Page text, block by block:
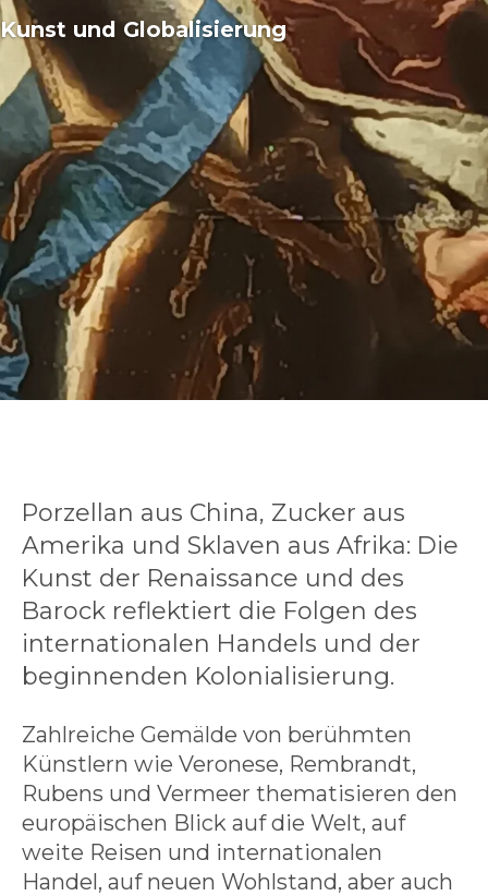
Kunst und Globalisierung
Porzellan aus China, Zucker aus
Amerika und Sklaven aus Afrika: Die
Kunst der Renaissance und des
Barock reflektiert die Folgen des
internationalen Handels und der
beginnenden Kolonialisierung.
Zahlreiche Gemälde von berühmten
Künstlern wie Veronese, Rembrandt,
Rubens und Vermeer thematisieren den
europäischen Blick auf die Welt, auf
weite Reisen und internationalen
Handel, auf neuen Wohlstand, aber auch